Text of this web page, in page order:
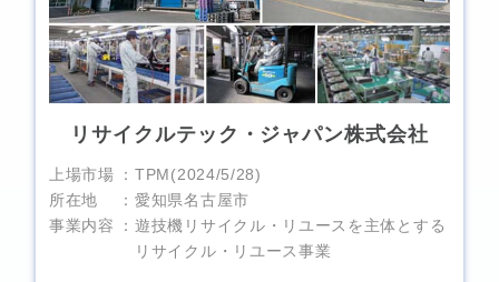
リサイクルテック・ジャパン株式会社
上場市場
TPM(2024/5/28)
所在地
愛知県名古屋市
事業内容
遊技機リサイクル・リユースを主体とする
リサイクル・リユース事業